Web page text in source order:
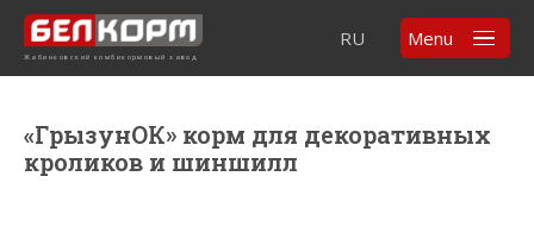
Жабинковский комбикормовый завод
RU Menu
«ГрызунОК» корм для декоративных
кроликов и шиншилл